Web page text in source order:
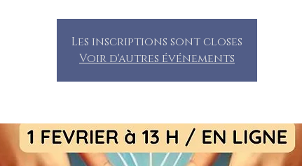
Les inscriptions sont closes
Voir d'autres événements